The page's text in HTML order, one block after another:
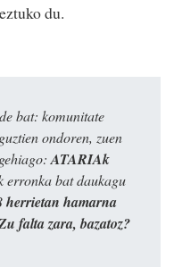
du.
bat: komunitate
ondoren, zuen
ATARIAk
erronka bat daukagu
herrietan hamarna
falta zara, bazatoz?